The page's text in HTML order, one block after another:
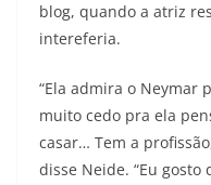
blog, quando a atriz
intereferia.
“Ela admira o Neymar
muito cedo pra ela
casar… Tem a
disse Neide. “Eu